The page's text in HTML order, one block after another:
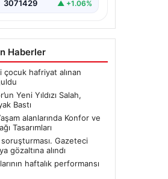
3071429 ▲ +1.06%
Haberler
çocuk hafriyat alınan
Yeni Yıldızı Salah,
Bastı
alanlarında Konfor ve
Tasarımları
Gazeteci
gözaltına alındı
haftalık performansı